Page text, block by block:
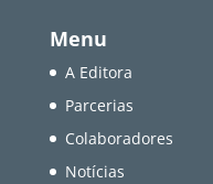
Menu
A Editora
Parcerias
Colaboradores
Notícias